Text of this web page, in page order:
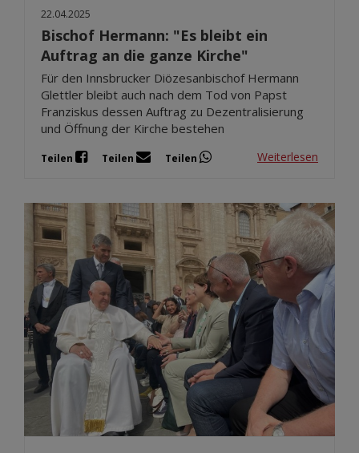
22.04.2025
Bischof Hermann: "Es bleibt ein
Auftrag an die ganze Kirche"
Für den Innsbrucker Diözesanbischof Hermann
Glettler bleibt auch nach dem Tod von Papst
Franziskus dessen Auftrag zu Dezentralisierung
und Öffnung der Kirche bestehen
Teilen Teilen Teilen Weiterlesen